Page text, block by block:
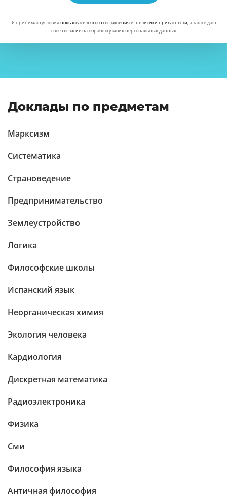
Я принимаю условияпользовательского соглашенияи политики приватности, а также даю
своесогласиена обработку моих персональных данных
Доклады по предметам
Марксизм
Систематика
Страноведение
Предпринимательство
Землеустройство
Логика
Философские школы
Испанский язык
Неорганическая химия
Экология человека
Кардиология
Дискретная математика
Радиоэлектроника
Физика
Сми
Философия языка
Античная философия